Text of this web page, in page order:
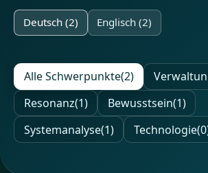
Deutsch (2) Englisch (2)
Alle Schwerpunkte(2)
Resonanz(1) Bewusstsein(1)
Systemanalyse(1) Technologie